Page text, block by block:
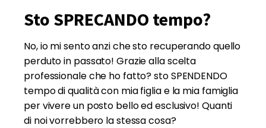
Sto SPRECANDO tempo?
No, io mi sento anzi che sto recuperando quello
perduto in passato! Grazie alla scelta
professionale che ho fatto? sto SPENDENDO
tempo di qualità con mia figlia e la mia famiglia
per vivere un posto bello ed esclusivo! Quanti
di noi vorrebbero la stessa cosa?